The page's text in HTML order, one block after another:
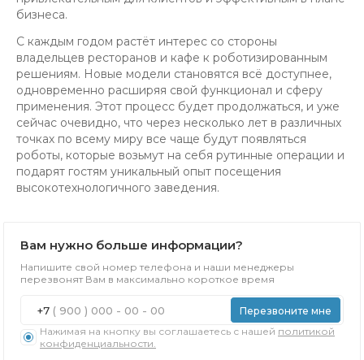
бизнеса.
С каждым годом растёт интерес со стороны
владельцев ресторанов и кафе к роботизированным
решениям. Новые модели становятся всё доступнее,
одновременно расширяя свой функционал и сферу
применения. Этот процесс будет продолжаться, и уже
сейчас очевидно, что через несколько лет в различных
точках по всему миру все чаще будут появляться
роботы, которые возьмут на себя рутинные операции и
подарят гостям уникальный опыт посещения
высокотехнологичного заведения.
Вам нужно больше информации?
Напишите свой номер телефона и наши менеджеры
перезвонят Вам в максимально короткое время
+7
Перезвоните мне
Нажимая на кнопку вы соглашаетесь с нашей политикой
конфиденциальности.